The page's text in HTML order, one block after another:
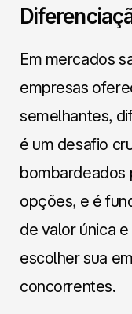
Em mercados
empresas
semelhantes,
é um desafio
bombardeados
opções, e é
de valor única
escolher sua
concorrentes.